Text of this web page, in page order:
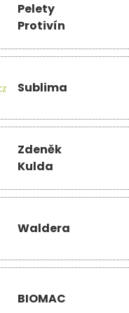
Pelety
Protivín
Sublima
Zdeněk
Kulda
Waldera
BIOMAC